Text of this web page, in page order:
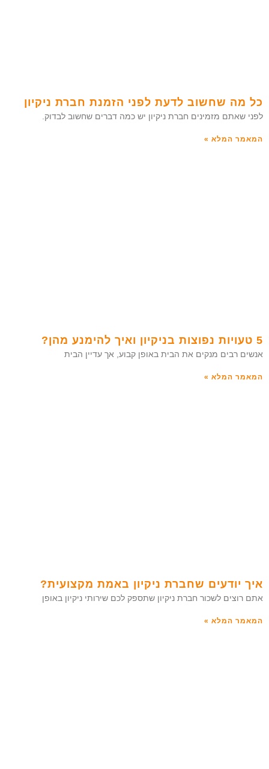
כל מה שחשוב לדעת לפני הזמנת חברת ניקיון
לפני שאתם מזמינים חברת ניקיון יש כמה דברים שחשוב לבדוק.
המאמר המלא »
5 טעויות נפוצות בניקיון ואיך להימנע מהן?
אנשים רבים מנקים את הבית באופן קבוע, אך עדיין הבית
המאמר המלא »
איך יודעים שחברת ניקיון באמת מקצועית?
אתם רוצים לשכור חברת ניקיון שתספק לכם שירותי ניקיון באופן
המאמר המלא »